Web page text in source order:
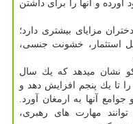
آورده و آنها را برای داشتن
مزایای بیشتری دارد؛
استثمار، خشونت جنسی،
نشان میدهد كه یك سال
تا یك پنجم افزایش دهد و
جوامع آنها به ارمغان آورد.
توانند مهارت های رهبری،